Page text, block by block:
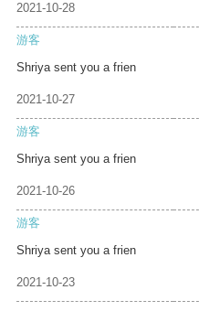
2021-10-28
游客
Shriya sent you a frien
2021-10-27
游客
Shriya sent you a frien
2021-10-26
游客
Shriya sent you a frien
2021-10-23